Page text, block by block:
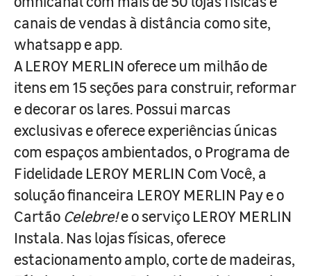
canais de vendas à distância como site,
whatsapp e app.
A LEROY MERLIN oferece um milhão de
itens em 15 seções para construir, reformar
e decorar os lares. Possui marcas
exclusivas e oferece experiências únicas
com espaços ambientados, o Programa de
Fidelidade LEROY MERLIN Com Você, a
solução financeira LEROY MERLIN Pay e o
Cartão Celebre!e o serviço LEROY MERLIN
Instala. Nas lojas físicas, oferece
estacionamento amplo, corte de madeiras,